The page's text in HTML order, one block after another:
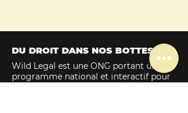
DU DROIT DANS NOS BOTTES
Wild Legal est une ONG portant un
programme national et interactif pour